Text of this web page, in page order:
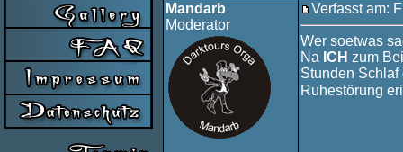
Mandarb
Moderator
Verfasst am:
Wer soetwas
Na ICH zum
Stunden
Ruhestörung